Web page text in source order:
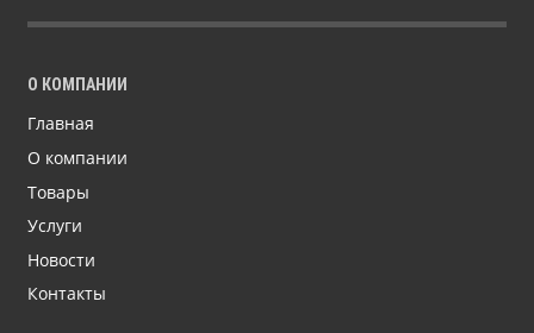
О КОМПАНИИ
Главная
О компании
Товары
Услуги
Новости
Контакты